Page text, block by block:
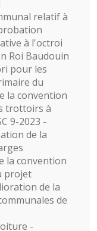
relatif à
à l'octroi
Roi Baudouin
pour les
du
la convention
trottoirs à
9-2023 -
de la
la convention
projet
de la
de
-